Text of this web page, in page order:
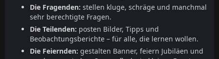
Die Fragenden: stellen kluge, schräge und manchmal
sehr berechtigte Fragen.
Die Teilenden: posten Bilder, Tipps und
Beobachtungsberichte – für alle, die lernen wollen.
Die Feiernden: gestalten Banner, feiern Jubiläen und